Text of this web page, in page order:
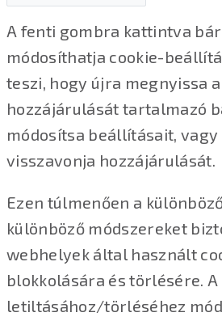
A fenti gombra kattintva
módosíthatja cookie-
teszi, hogy újra megnyissa
hozzájárulását tartalmazó
módosítsa beállításait,
visszavonja hozzájárulását.
Ezen túlmenően a
különböző módszereket
webhelyek által használt
blokkolására és törlésére. A
letiltásához/törléséhez